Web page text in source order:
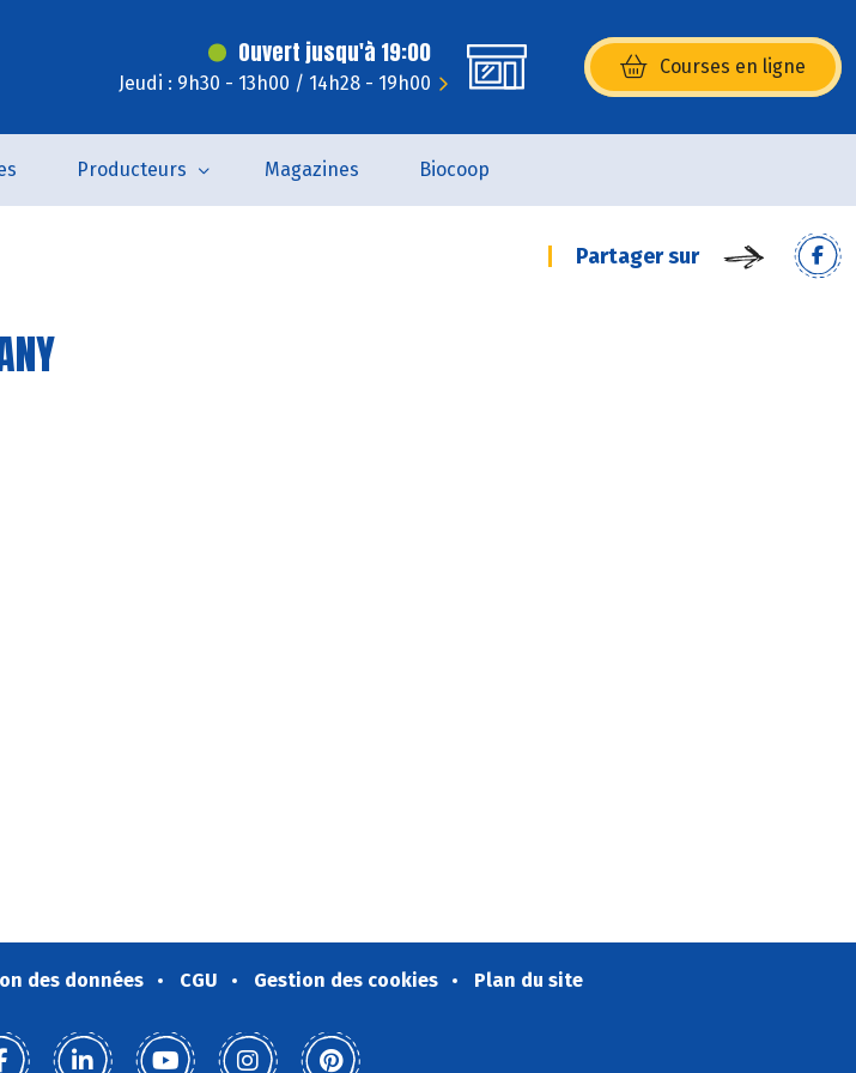
Ouvert jusqu'à 19:00
Jeudi : 9h30 - 13h00 / 14h28 - 19h00
Courses en ligne
(s’ouvre dans une nouvelle
Producteurs Magazines Biocoop
Partager sur
des données CGU Gestion des cookies Plan du site